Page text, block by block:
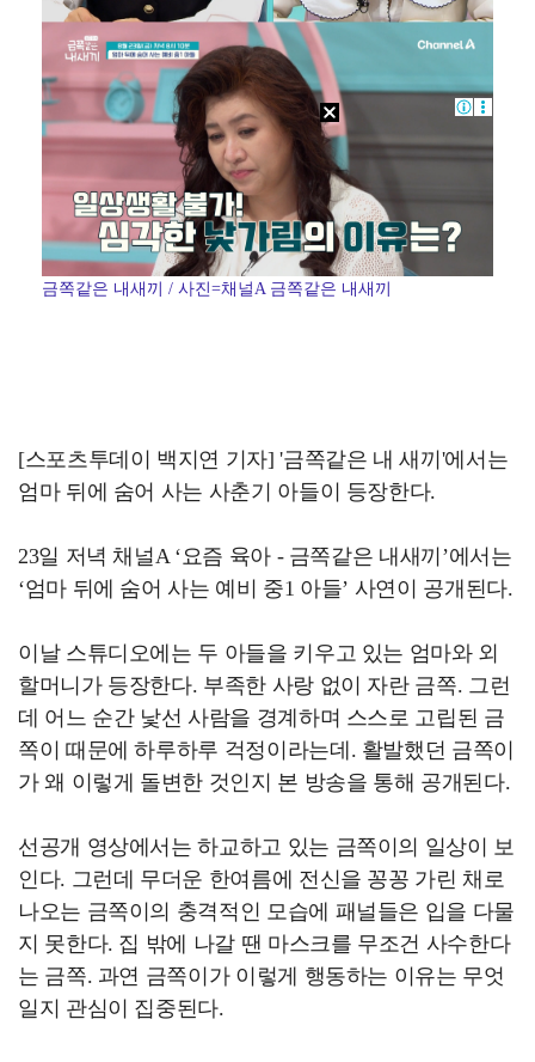
금쪽같은 내새끼 / 사진=채널A 금쪽같은 내새끼
[스포츠투데이 백지연 기자] '금쪽같은 내 새끼'에서는
엄마 뒤에 숨어 사는 사춘기 아들이 등장한다.
23일 저녁 채널A ‘요즘 육아 - 금쪽같은 내새끼’에서는
‘엄마 뒤에 숨어 사는 예비 중1 아들’ 사연이 공개된다.
이날 스튜디오에는 두 아들을 키우고 있는 엄마와 외
할머니가 등장한다. 부족한 사랑 없이 자란 금쪽. 그런
데 어느 순간 낯선 사람을 경계하며 스스로 고립된 금
쪽이 때문에 하루하루 걱정이라는데. 활발했던 금쪽이
가 왜 이렇게 돌변한 것인지 본 방송을 통해 공개된다.
선공개 영상에서는 하교하고 있는 금쪽이의 일상이 보
인다. 그런데 무더운 한여름에 전신을 꽁꽁 가린 채로
나오는 금쪽이의 충격적인 모습에 패널들은 입을 다물
지 못한다. 집 밖에 나갈 땐 마스크를 무조건 사수한다
는 금쪽. 과연 금쪽이가 이렇게 행동하는 이유는 무엇
일지 관심이 집중된다.